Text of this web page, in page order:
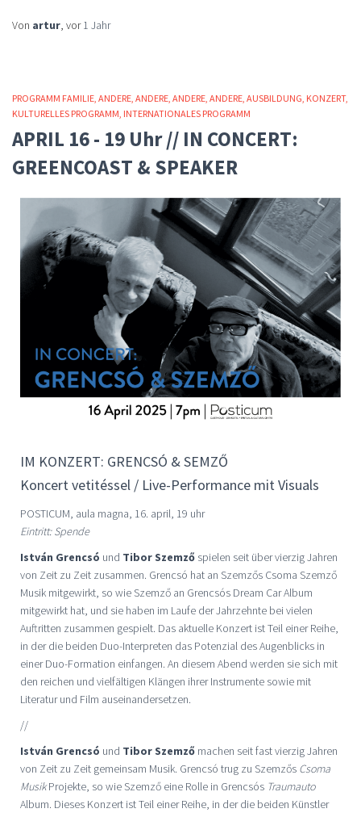
Von artur, vor1 Jahr
PROGRAMM FAMILIE ANDERE ANDERE ANDERE ANDERE AUSBILDUNG KONZERT
KULTURELLES PROGRAMM INTERNATIONALES PROGRAMM
APRIL 16 - 19 Uhr // IN CONCERT:
GREENCOAST & SPEAKER
IM KONZERT: GRENCSÓ & SEMZŐ
Koncert vetitéssel / Live-Performance mit Visuals
POSTICUM, aula magna, 16. april, 19 uhr
Eintritt: Spende
István Grencsó und Tibor Szemző spielen seit über vierzig Jahren
von Zeit zu Zeit zusammen. Grencsó hat an Szemzős Csoma Szemző
Musik mitgewirkt, so wie Szemző an Grencsós Dream Car Album
mitgewirkt hat, und sie haben im Laufe der Jahrzehnte bei vielen
Auftritten zusammen gespielt. Das aktuelle Konzert ist Teil einer Reihe,
in der die beiden Duo-Interpreten das Potenzial des Augenblicks in
einer Duo-Formation einfangen. An diesem Abend werden sie sich mit
den reichen und vielfältigen Klängen ihrer Instrumente sowie mit
Literatur und Film auseinandersetzen.
//
István Grencsó und Tibor Szemző machen seit fast vierzig Jahren
von Zeit zu Zeit gemeinsam Musik. Grencsó trug zu Szemzős Csoma
MusikProjekte, so wie Szemző eine Rolle in Grencsós Traumauto
Album. Dieses Konzert ist Teil einer Reihe, in der die beiden Künstler